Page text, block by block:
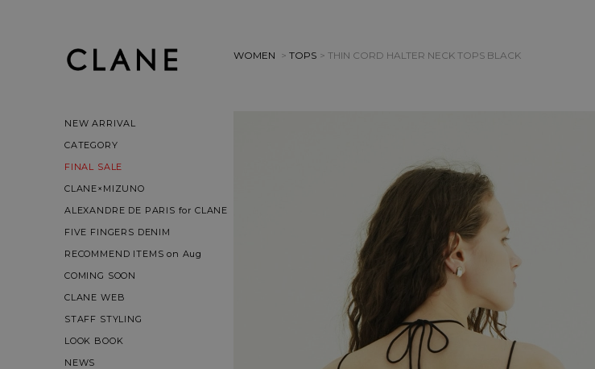
NEW ARRIVAL
CATEGORY
FINAL SALE
CLANE×MIZUNO
ALEXANDRE DE PARIS for CLANE
FIVE FINGERS DENIM
RECOMMEND ITEMS on Aug
COMING SOON
CLANE WEB
STAFF STYLING
LOOK BOOK
NEWS
WOMEN > TOPS > THIN CORD HALTER NECK TOPS BLACK